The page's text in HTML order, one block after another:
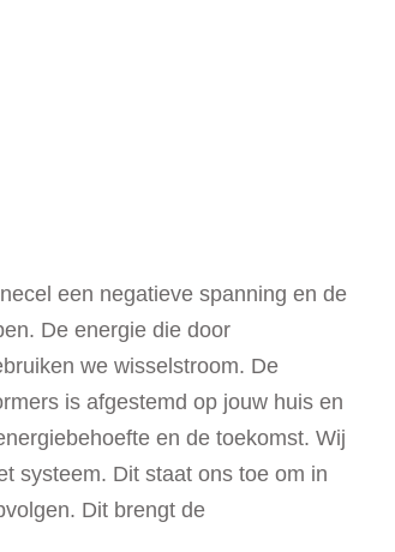
een negatieve spanning en de
De energie die door
we wisselstroom. De
is afgestemd op jouw huis en
en de toekomst. Wij
systeem. Dit staat ons toe om in
Dit brengt de